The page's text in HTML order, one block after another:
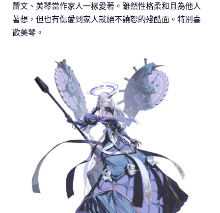
蕾文、美琴當作家人一樣愛著。雖然性格柔和且為他人
著想，但也有傷愛到家人就絕不饒恕的殘酷面。特別喜
歡美琴。